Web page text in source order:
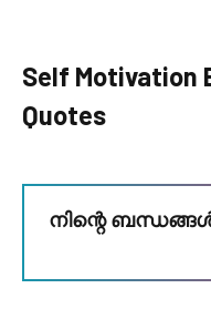
Self Motivation
Quotes
നിന്റെ